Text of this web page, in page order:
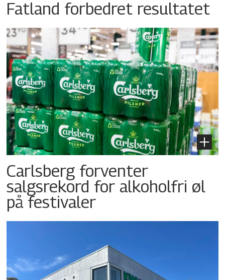
Fatland forbedret resultatet
Carlsberg forventer
salgsrekord for alkoholfri øl
på festivaler